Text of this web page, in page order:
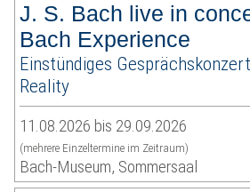
J. S. Bach live in
Bach Experience
Einstündiges
Reality
11.08.2026 bis 29.09.2026
(mehrere Einzeltermine im Zeitraum)
Bach-Museum, Sommersaal